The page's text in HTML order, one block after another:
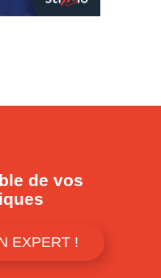
de vos
EXPERT !